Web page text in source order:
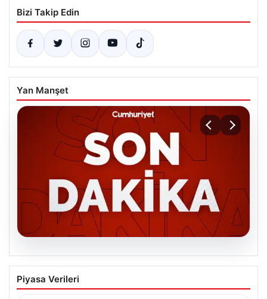
Bizi Takip Edin
Yan Manşet
06.08.2026
MGK’den 8 maddelik kritik bildiri: Dikkat
çeken ‘Terörsüz Bölge’ vurgusu
Piyasa Verileri